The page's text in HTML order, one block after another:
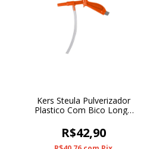
Kers Steula Pulverizador
Plastico Com Bico Longo
R$42,90